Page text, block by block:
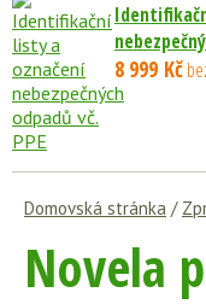
8 999 Kč
Domovská stránka /
Novela